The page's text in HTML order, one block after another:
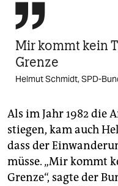

Mir kommt kein
Grenze
Helmut Schmidt, SPD-
Als im Jahr 1982 die
stiegen, kam auch
dass der
müsse. „Mir kommt
Grenze“, sagte der